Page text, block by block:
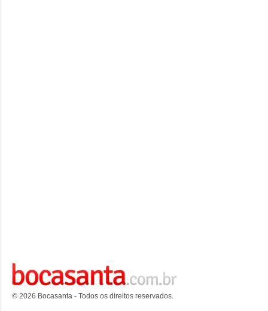
© 2026 Bocasanta - Todos os direitos reservados.